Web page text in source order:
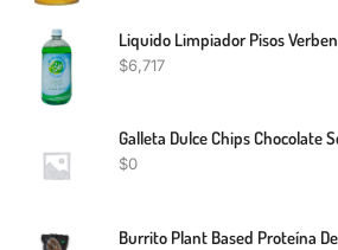
$6,717
Galleta Dulce Chips Chocolate
$0